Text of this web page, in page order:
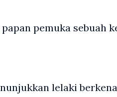
pemuka sebuah
lelaki